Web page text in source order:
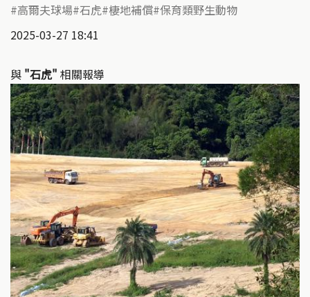
高爾夫球場 石虎 棲地補償 保育類野生動物
2025-03-27 18:41
與 "石虎" 相關報導